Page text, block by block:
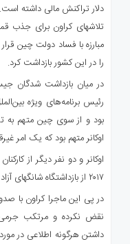
دلار تراکنش مالی داشته است.
را در این کشور بازداشت کرد.
در میان بازداشت شدگان
رئیس برنامه‌های ویژه
بود و از سوی چین متهم به
اوکانر متهم بود که یک امر
اوکانر و دو نفر دیگر از
۲۰۱۷ از بازداشتگاه شانگهای آزاد شدند.
در پی این ماجرا کراون با
نقض نکرده و مرتکب
داشتن هرگونه اطلاعی در